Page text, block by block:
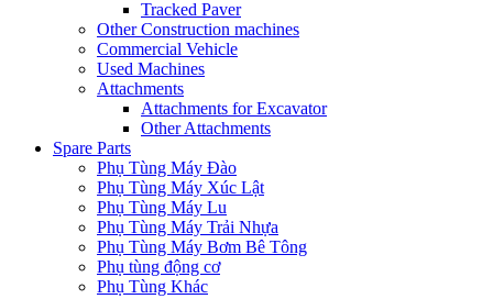
Tracked Paver
Other Construction machines
Commercial Vehicle
Used Machines
Attachments
Attachments for Excavator
Other Attachments
Spare Parts
Phụ Tùng Máy Đào
Phụ Tùng Máy Xúc Lật
Phụ Tùng Máy Lu
Phụ Tùng Máy Trải Nhựa
Phụ Tùng Máy Bơm Bê Tông
Phụ tùng động cơ
Phụ Tùng Khác